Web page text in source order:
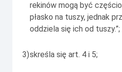
rekinów mogą być
płasko na tuszy, jednak
oddziela się ich od tuszy.”;
3)skreśla się art. 4 i 5;